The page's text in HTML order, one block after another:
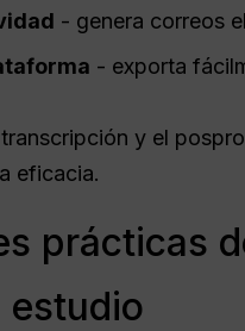
- genera correos
- exporta
y el
eficacia.
prácticas
estudio